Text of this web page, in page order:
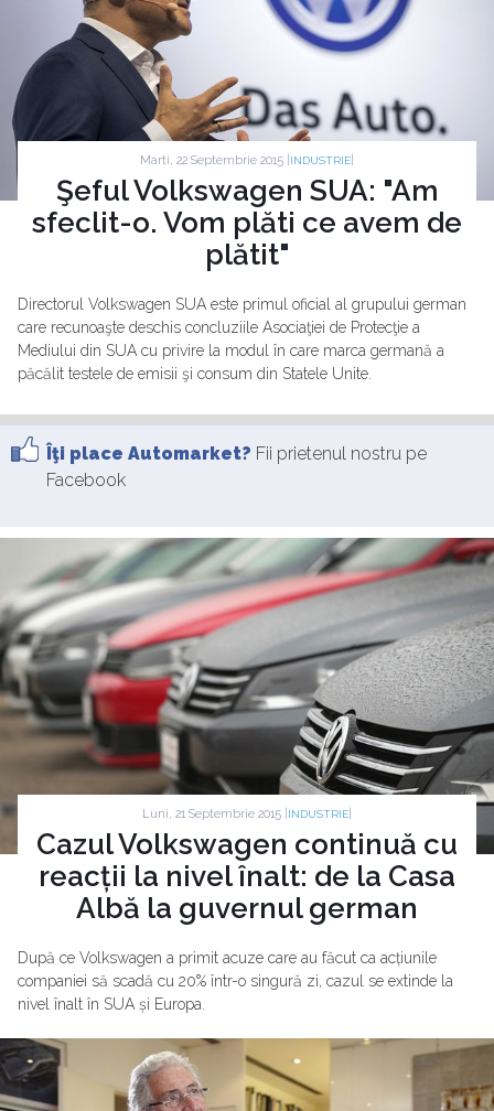
Marti, 22 Septembrie 2015 | INDUSTRIE
Şeful Volkswagen SUA: "Am
sfeclit-o. Vom plăti ce avem de
plătit"
Directorul Volkswagen SUA este primul oficial al grupului german
care recunoaşte deschis concluziile Asociaţiei de Protecţie a
Mediului din SUA cu privire la modul în care marca germană a
păcălit testele de emisii şi consum din Statele Unite.
Îţi place Automarket? Fii prietenul nostru pe
Facebook
Luni, 21 Septembrie 2015 | INDUSTRIE
Cazul Volkswagen continuă cu
reacții la nivel înalt: de la Casa
Albă la guvernul german
După ce Volkswagen a primit acuze care au făcut ca acțiunile
companiei să scadă cu 20% într-o singură zi, cazul se extinde la
nivel înalt în SUA și Europa.